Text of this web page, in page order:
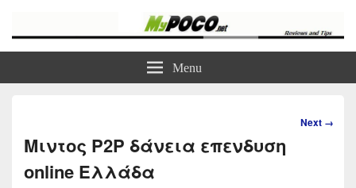
Τα καλύτερα Reviews , Συγκρίσεις , VPN , Webhosting
Menu
Image
Next →
Μιντος P2P δάνεια επενδυση
online Ελλάδα